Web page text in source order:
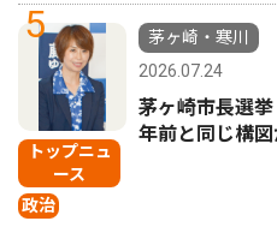
5
トップニュ
ース
政治
茅ヶ崎・寒川
2026.07.24
茅ヶ崎市長選
年前と同じ構